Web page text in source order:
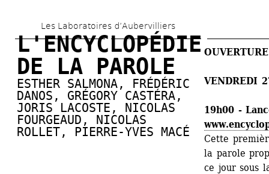
au
contenu
principal
Les Laboratoires d’Aubervilliers
L'ENCYCLOPÉDIE
DE LA PAROLE
ESTHER SALMONA, FRÉDÉRIC
DANOS , GRÉGORY CASTÉRA,
JORIS LACOSTE , NICOLAS
FOURGEAUD , NICOLAS
ROLLET, PIERRE-YVES MACÉ
VENDREDI
19h00 -
Cette
la parole
ce jour sous